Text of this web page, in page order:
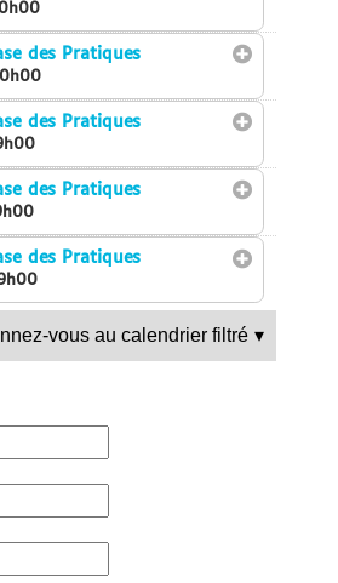
des Pratiques
des Pratiques
des Pratiques
des Pratiques
vous au calendrier filtré ▾